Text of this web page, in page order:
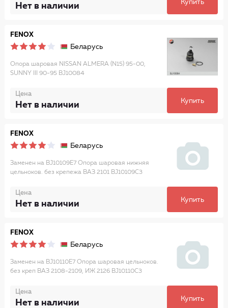
Нет в наличии Купить
FENOX
Беларусь
Опора шаровая NISSAN ALMERA (N15) 95-00,
SUNNY III 90-95 BJ10084
Цена
Нет в наличии Купить
FENOX
Беларусь
Заменен на BJ10109E7 Опора шаровая нижняя
цельноков. без крепежа ВАЗ 2101 BJ10109C3
Цена
Нет в наличии Купить
FENOX
Беларусь
Заменен на BJ10110E7 Опора шаровая цельноков.
без креп ВАЗ 2108-2109, ИЖ 2126 BJ10110C3
Цена
Нет в наличии Купить